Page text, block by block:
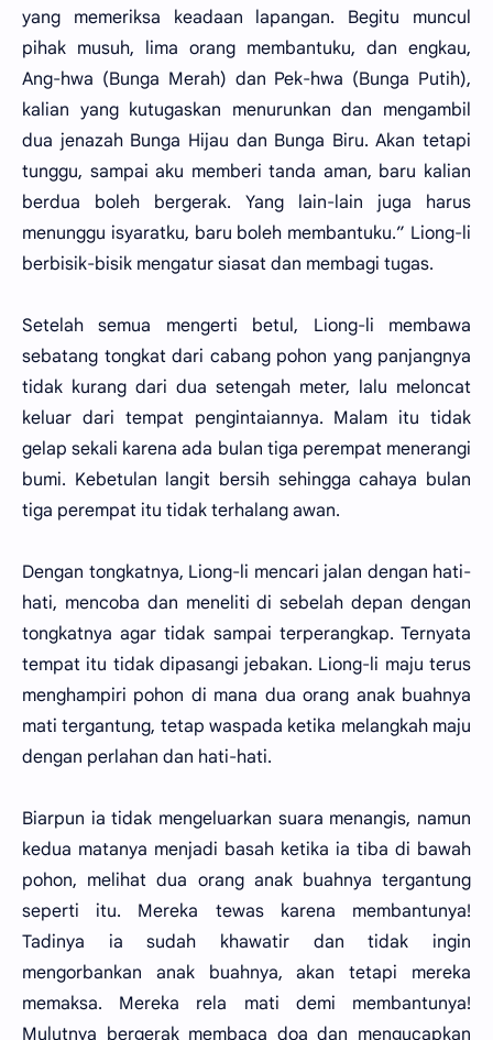
yang memeriksa keadaan lapangan. Begitu muncul
pihak musuh, lima orang membantuku, dan engkau,
Ang-hwa (Bunga Merah) dan Pek-hwa (Bunga Putih),
kalian yang kutugaskan menurunkan dan mengambil
dua jenazah Bunga Hijau dan Bunga Biru. Akan tetapi
tunggu, sampai aku memberi tanda aman, baru kalian
berdua boleh bergerak. Yang lain-lain juga harus
menunggu isyaratku, baru boleh membantuku.” Liong-li
berbisik-bisik mengatur siasat dan membagi tugas.
Setelah semua mengerti betul, Liong-li membawa
sebatang tongkat dari cabang pohon yang panjangnya
tidak kurang dari dua setengah meter, lalu meloncat
keluar dari tempat pengintaiannya. Malam itu tidak
gelap sekali karena ada bulan tiga perempat menerangi
bumi. Kebetulan langit bersih sehingga cahaya bulan
tiga perempat itu tidak terhalang awan.
Dengan tongkatnya, Liong-li mencari jalan dengan hati-
hati, mencoba dan meneliti di sebelah depan dengan
tongkatnya agar tidak sampai terperangkap. Ternyata
tempat itu tidak dipasangi jebakan. Liong-li maju terus
menghampiri pohon di mana dua orang anak buahnya
mati tergantung, tetap waspada ketika melangkah maju
dengan perlahan dan hati-hati.
Biarpun ia tidak mengeluarkan suara menangis, namun
kedua matanya menjadi basah ketika ia tiba di bawah
pohon, melihat dua orang anak buahnya tergantung
seperti itu. Mereka tewas karena membantunya!
Tadinya ia sudah khawatir dan tidak ingin
mengorbankan anak buahnya, akan tetapi mereka
memaksa. Mereka rela mati demi membantunya!
Mulutnya bergerak membaca doa dan mengucapkan